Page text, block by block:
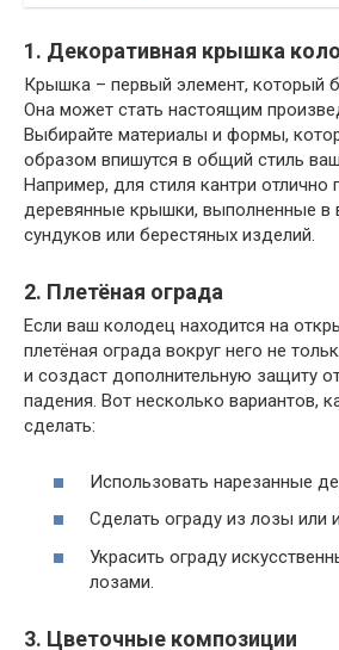
1. Декоративная крышка
Крышка – первый элемент, который
Она может стать настоящим
Выбирайте материалы и формы,
образом впишутся в общий стиль
Например, для стиля кантри отлично
деревянные крышки, выполненные в
сундуков или берестяных изделий.
2. Плетёная ограда
Если ваш колодец находится на
плетёная ограда вокруг него не
и создаст дополнительную защиту
падения. Вот несколько вариантов,
сделать:
Использовать нарезанные
Сделать ограду из лозы или
Украсить ограду
лозами.
3. Цветочные композиции